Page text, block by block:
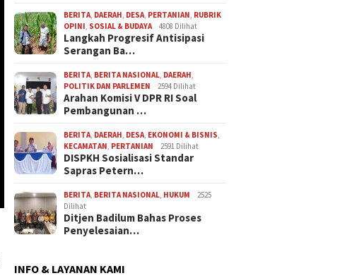
BERITA DAERAH DESA PERTANIAN RUBRIK
OPINI SOSIAL & BUDAYA 4808 Dilihat
Langkah Progresif Antisipasi
Serangan Ba…
BERITA BERITA NASIONAL DAERAH
POLITIK DAN PARLEMEN
2594 Dilihat
Arahan Komisi V DPR RI Soal
Pembangunan …
BERITA DAERAH DESA EKONOMI & BISNIS
KECAMATAN PERTANIAN 2591 Dilihat
DISPKH Sosialisasi Standar
Sapras Petern…
BERITA BERITA NASIONAL HUKUM
2525
Dilihat
Ditjen Badilum Bahas Proses
Penyelesaian…
INFO & LAYANAN KAMI